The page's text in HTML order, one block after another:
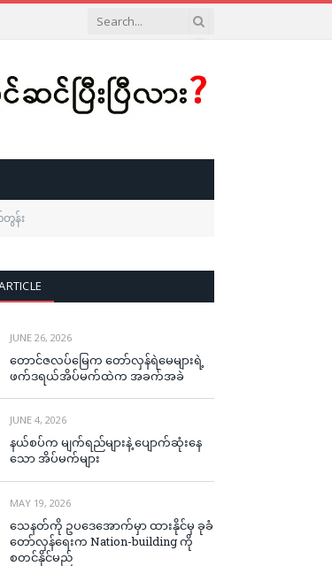
တွန်း
JUNE 26, 2026
တောင်ဇလပ်မြေက တော်လှန်ရဲမေများရဲ့
ဖက်ဒရယ်အိပ်မက်ထဲက အခက်အခဲ
JUNE 4, 2026
နယ်စပ်က မျက်ရည်များနဲ့ ပျောက်ဆုံးနေ
သော အိပ်မက်များ
MAY 19, 2026
သေနတ်ကို ဥပဒေအောက်မှာ ထားနိုင်မှ ခုခံ
တော်လှန်ရေးက Nation-building ကို
စတင်နိုင်မည်